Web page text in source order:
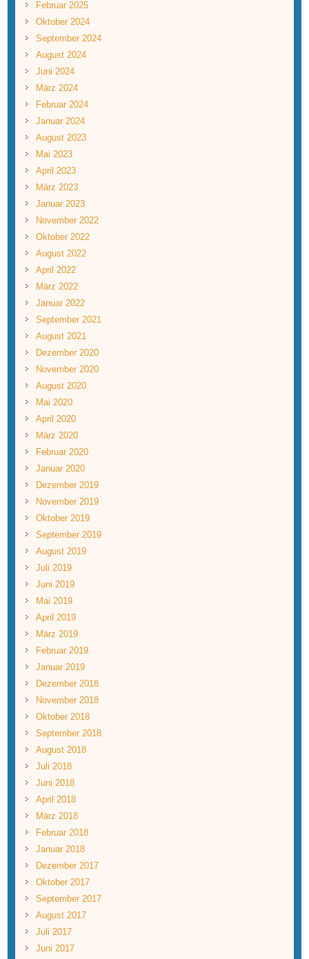
Februar 2025
Oktober 2024
September 2024
August 2024
Juni 2024
März 2024
Februar 2024
Januar 2024
August 2023
Mai 2023
April 2023
März 2023
Januar 2023
November 2022
Oktober 2022
August 2022
April 2022
März 2022
Januar 2022
September 2021
August 2021
Dezember 2020
November 2020
August 2020
Mai 2020
April 2020
März 2020
Februar 2020
Januar 2020
Dezember 2019
November 2019
Oktober 2019
September 2019
August 2019
Juli 2019
Juni 2019
Mai 2019
April 2019
März 2019
Februar 2019
Januar 2019
Dezember 2018
November 2018
Oktober 2018
September 2018
August 2018
Juli 2018
Juni 2018
April 2018
März 2018
Februar 2018
Januar 2018
Dezember 2017
Oktober 2017
September 2017
August 2017
Juli 2017
Juni 2017